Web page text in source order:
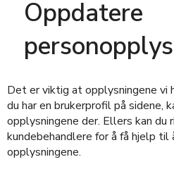
Oppdatere
Det er viktig at opplysningene vi
du har en brukerprofil på sidene,
opplysningene der. Ellers kan du
kundebehandlere for å få hjelp til
opplysningene.